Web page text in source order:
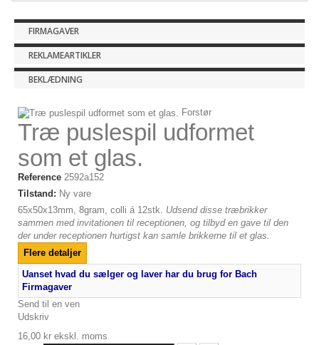
FIRMAGAVER
REKLAMEARTIKLER
BEKLÆDNING
Forstør
Træ puslespil udformet
som et glas.
Reference 2592a152
Tilstand: Ny vare
65x50x13mm, 8gram, colli á 12stk. Udsend disse træbrikker
sammen med invitationen til receptionen, og tilbyd en gave til den
der under receptionen hurtigst kan samle brikkerne til et glas.
Flere detaljer
Uanset hvad du sælger og laver har du brug for Bach
Firmagaver
Send til en ven
Udskriv
16,00 kr ekskl. moms